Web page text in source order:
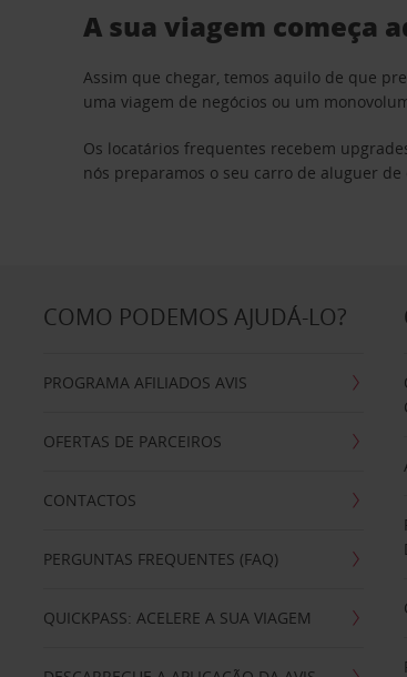
A sua viagem começa
Assim que chegar, temos aquilo de que
uma viagem de negócios ou um
Os locatários frequentes recebem
nós preparamos o seu carro de aluguer de
COMO PODEMOS AJUDÁ-LO?
PROGRAMA AFILIADOS AVIS
OFERTAS DE PARCEIROS
CONTACTOS
PERGUNTAS FREQUENTES (FAQ)
QUICKPASS: ACELERE A SUA VIAGEM